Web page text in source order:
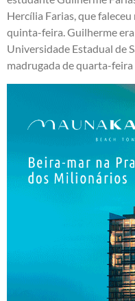
Hercília Farias, que
quinta-feira. Guilherme
Universidade Estadual de
madrugada de quarta-feira